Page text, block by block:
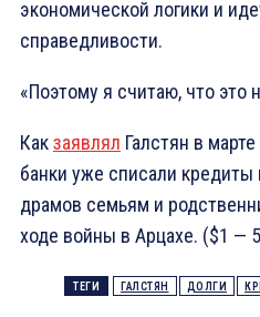
экономической логики и
справедливости.
«Поэтому я считаю, что это
Какзаявлял Галстян в
банки уже списали
драмов семьям и
ходе войны в Арцахе. ($1 —
ТЕГИ ГАЛСТЯН ДОЛГИ